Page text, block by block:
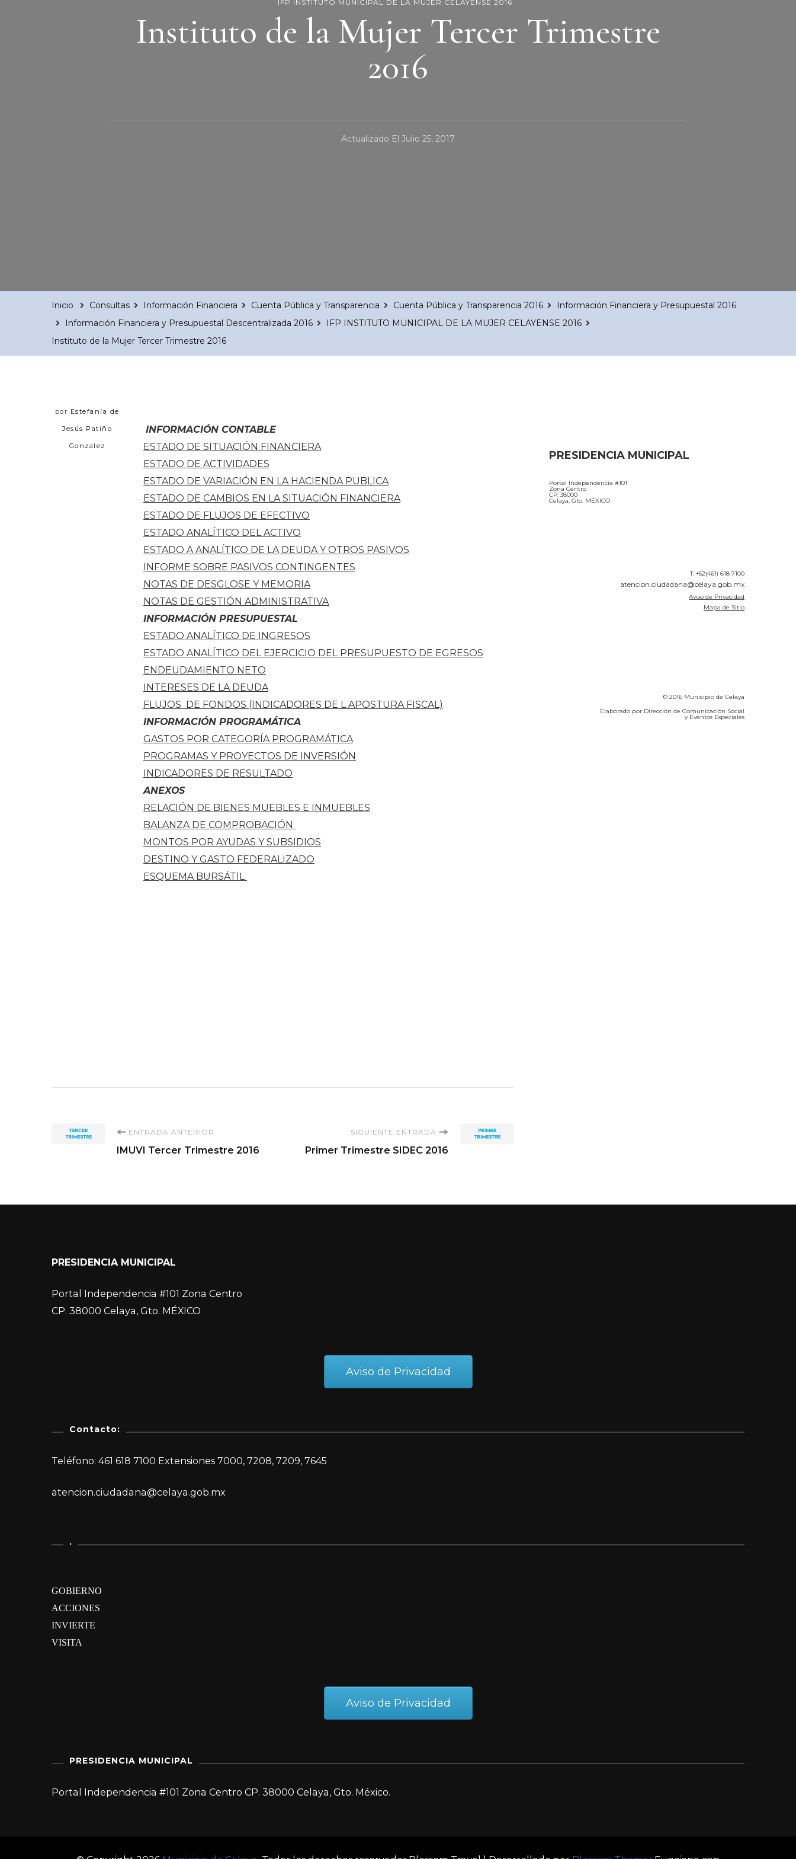
IFP INSTITUTO MUNICIPAL DE LA MUJER CELAYENSE 2016
Instituto de la Mujer Tercer Trimestre
2016
Actualizado El Julio 25, 2017
Inicio Consultas Información Financiera Cuenta Pública y Transparencia Cuenta Pública y Transparencia 2016
Información Financiera y Presupuestal 2016
Información Financiera y Presupuestal Descentralizada 2016
IFP INSTITUTO MUNICIPAL DE LA MUJER CELAYENSE 2016
Instituto de la Mujer Tercer Trimestre 2016
por Estefanía de
Jesús Patiño
Gonzalez
INFORMACIÓN CONTABLE
ESTADO DE SITUACIÓN FINANCIERA
ESTADO DE ACTIVIDADES
ESTADO DE VARIACIÓN EN LA HACIENDA PUBLICA
ESTADO DE CAMBIOS EN LA SITUACIÓN FINANCIERA
ESTADO DE FLUJOS DE EFECTIVO
ESTADO ANALÍTICO DEL ACTIVO
ESTADO A ANALÍTICO DE LA DEUDA Y OTROS PASIVOS
INFORME SOBRE PASIVOS CONTINGENTES
NOTAS DE DESGLOSE Y MEMORIA
NOTAS DE GESTIÓN ADMINISTRATIVA
INFORMACIÓN PRESUPUESTAL
ESTADO ANALÍTICO DE INGRESOS
ESTADO ANALÍTICO DEL EJERCICIO DEL PRESUPUESTO DE EGRESOS
ENDEUDAMIENTO NETO
INTERESES DE LA DEUDA
FLUJOS DE FONDOS (INDICADORES DE L APOSTURA FISCAL)
INFORMACIÓN PROGRAMÁTICA
GASTOS POR CATEGORÍA PROGRAMÁTICA
PROGRAMAS Y PROYECTOS DE INVERSIÓN
INDICADORES DE RESULTADO
ANEXOS
RELACIÓN DE BIENES MUEBLES E INMUEBLES
BALANZA DE COMPROBACIÓN
MONTOS POR AYUDAS Y SUBSIDIOS
DESTINO Y GASTO FEDERALIZADO
ESQUEMA BURSÁTIL
Navegación
ENTRADA ANTERIOR
IMUVI Tercer Trimestre 2016
SIGUIENTE ENTRADA
Primer Trimestre SIDEC 2016
PRESIDENCIA MUNICIPAL
Portal Independencia #101
Zona Centro
CP. 38000
Celaya, Gto. MÉXICO
T. +52(461) 618 7100
atencion.ciudadana@celaya.gob.mx
Aviso de Privacidad
Mapa de Sitio
© 2016 Municipio de Celaya
Elaborado por Dirección de Comunicación Social
y Eventos Especiales
PRESIDENCIA MUNICIPAL
Portal Independencia #101 Zona Centro
CP. 38000 Celaya, Gto. MÉXICO
Aviso de Privacidad
Contacto:
Teléfono: 461 618 7100 Extensiones 7000, 7208, 7209, 7645
atencion.ciudadana@celaya.gob.mx
.
GOBIERNO
ACCIONES
INVIERTE
VISITA
Aviso de Privacidad
PRESIDENCIA MUNICIPAL
Portal Independencia #101 Zona Centro CP. 38000 Celaya, Gto. México.